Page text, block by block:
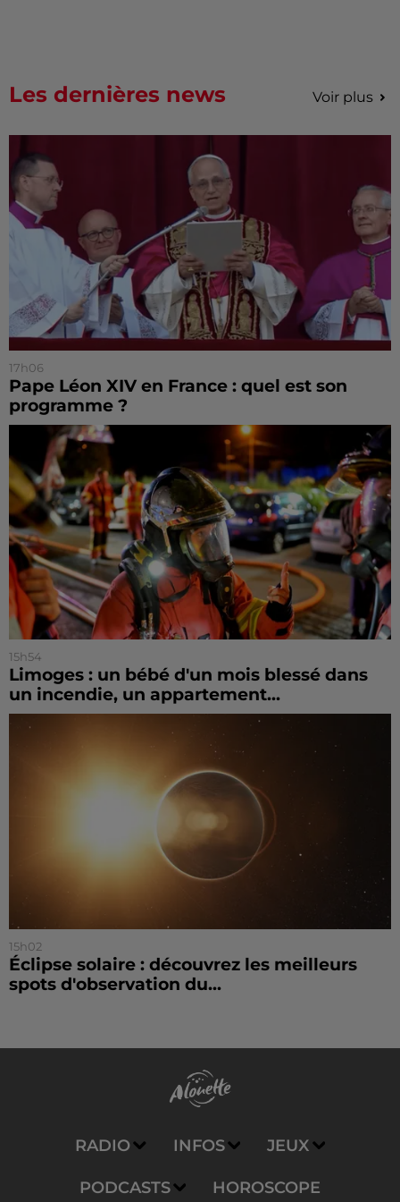
Les dernières news Voir plus
17h06
Pape Léon XIV en France : quel est son
programme ?
15h54
Limoges : un bébé d'un mois blessé dans
un incendie, un appartement...
15h02
Éclipse solaire : découvrez les meilleurs
spots d'observation du...
RADIO INFOS JEUX
PODCASTS HOROSCOPE